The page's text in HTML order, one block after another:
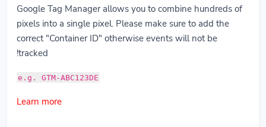
Google Tag Manager allows you to combine hundreds of
pixels into a single pixel. Please make sure to add the
correct "Container ID" otherwise events will not be
tracked!
e.g. GTM-ABC123DE
Learn more